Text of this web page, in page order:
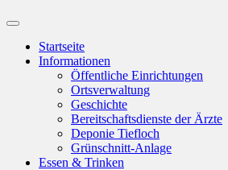
Suchfeld
ein-/ausblenden
Startseite
Informationen
Öffentliche Einrichtungen
Ortsverwaltung
Geschichte
Bereitschaftsdienste der Ärzte
Deponie Tiefloch
Grünschnitt-Anlage
Essen & Trinken